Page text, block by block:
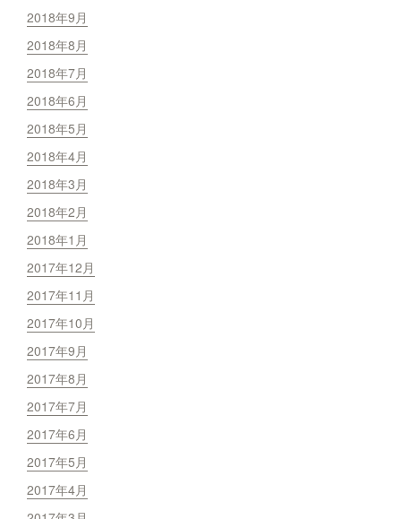
2018年9月
2018年8月
2018年7月
2018年6月
2018年5月
2018年4月
2018年3月
2018年2月
2018年1月
2017年12月
2017年11月
2017年10月
2017年9月
2017年8月
2017年7月
2017年6月
2017年5月
2017年4月